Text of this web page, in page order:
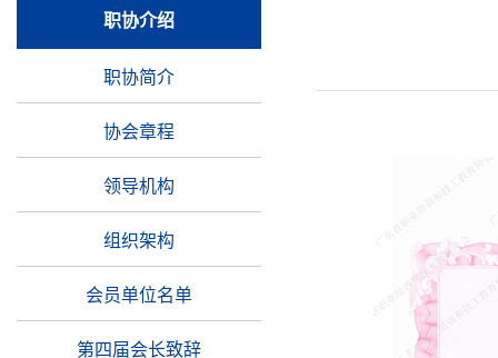
职协介绍
职协简介
协会章程
领导机构
组织架构
会员单位名单
第四届会长致辞